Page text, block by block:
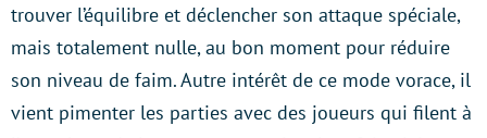
trouver l’équilibre et déclencher son attaque spéciale,
mais totalement nulle, au bon moment pour réduire
son niveau de faim. Autre intérêt de ce mode vorace, il
vient pimenter les parties avec des joueurs qui filent à